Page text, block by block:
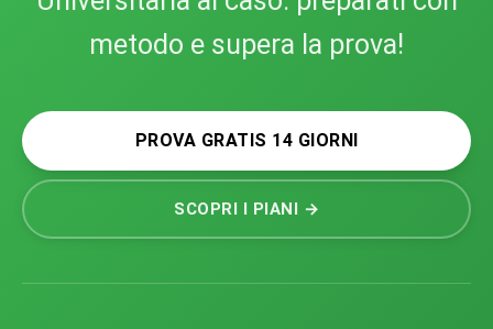
metodo e supera la prova!
PROVA GRATIS 14 GIORNI
SCOPRI I PIANI →